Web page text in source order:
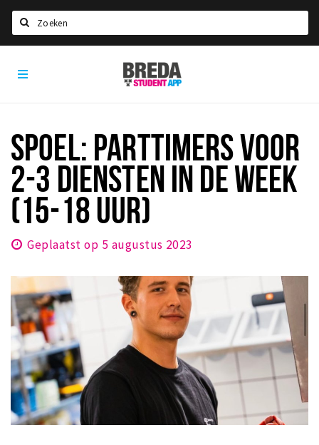
HOME
Voel je thuis in Breda | GoodMood
Welkom in Breda
Studentenverenigingen
Studentenraad
Studentenroutes
WONEN
Woonruimte
Inschrijven gemeente
Zorgverzekering
Huisarts en eerste hulp
Q&A
Breda
Student
SPOEL: PARTTIMERS VOOR
2-3 DIENSTEN IN DE WEEK
(15-18 UUR)
Geplaatst op 5 augustus 2023